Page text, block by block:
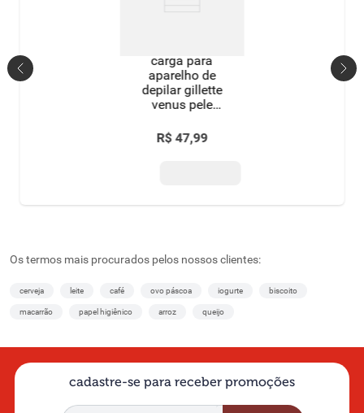
carga para
aparelho de
depilar gillette
venus pele
unidades
R$ 47,99
Os termos mais procurados pelos nossos clientes:
cerveja leite café ovo páscoa iogurte biscoito
macarrão papel higiênico arroz queijo
cadastre-se para receber promoções